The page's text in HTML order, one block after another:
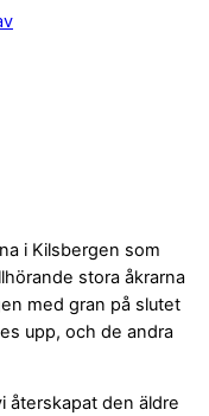
i Kilsbergen som
stora åkrarna
med gran på slutet
upp, och de andra
återskapat den äldre